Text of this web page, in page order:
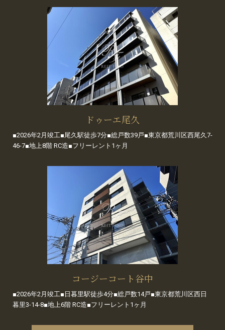
ドゥーエ尾久
■2026年2月竣工■尾久駅徒歩7分■総戸数39戸■東京都荒川区西尾久7-
46-7■地上8階 RC造■フリーレント1ヶ月
コージーコート谷中
■2026年2月竣工■日暮里駅徒歩4分■総戸数14戸■東京都荒川区西日
暮里3-14-8■地上6階 RC造■フリーレント1ヶ月